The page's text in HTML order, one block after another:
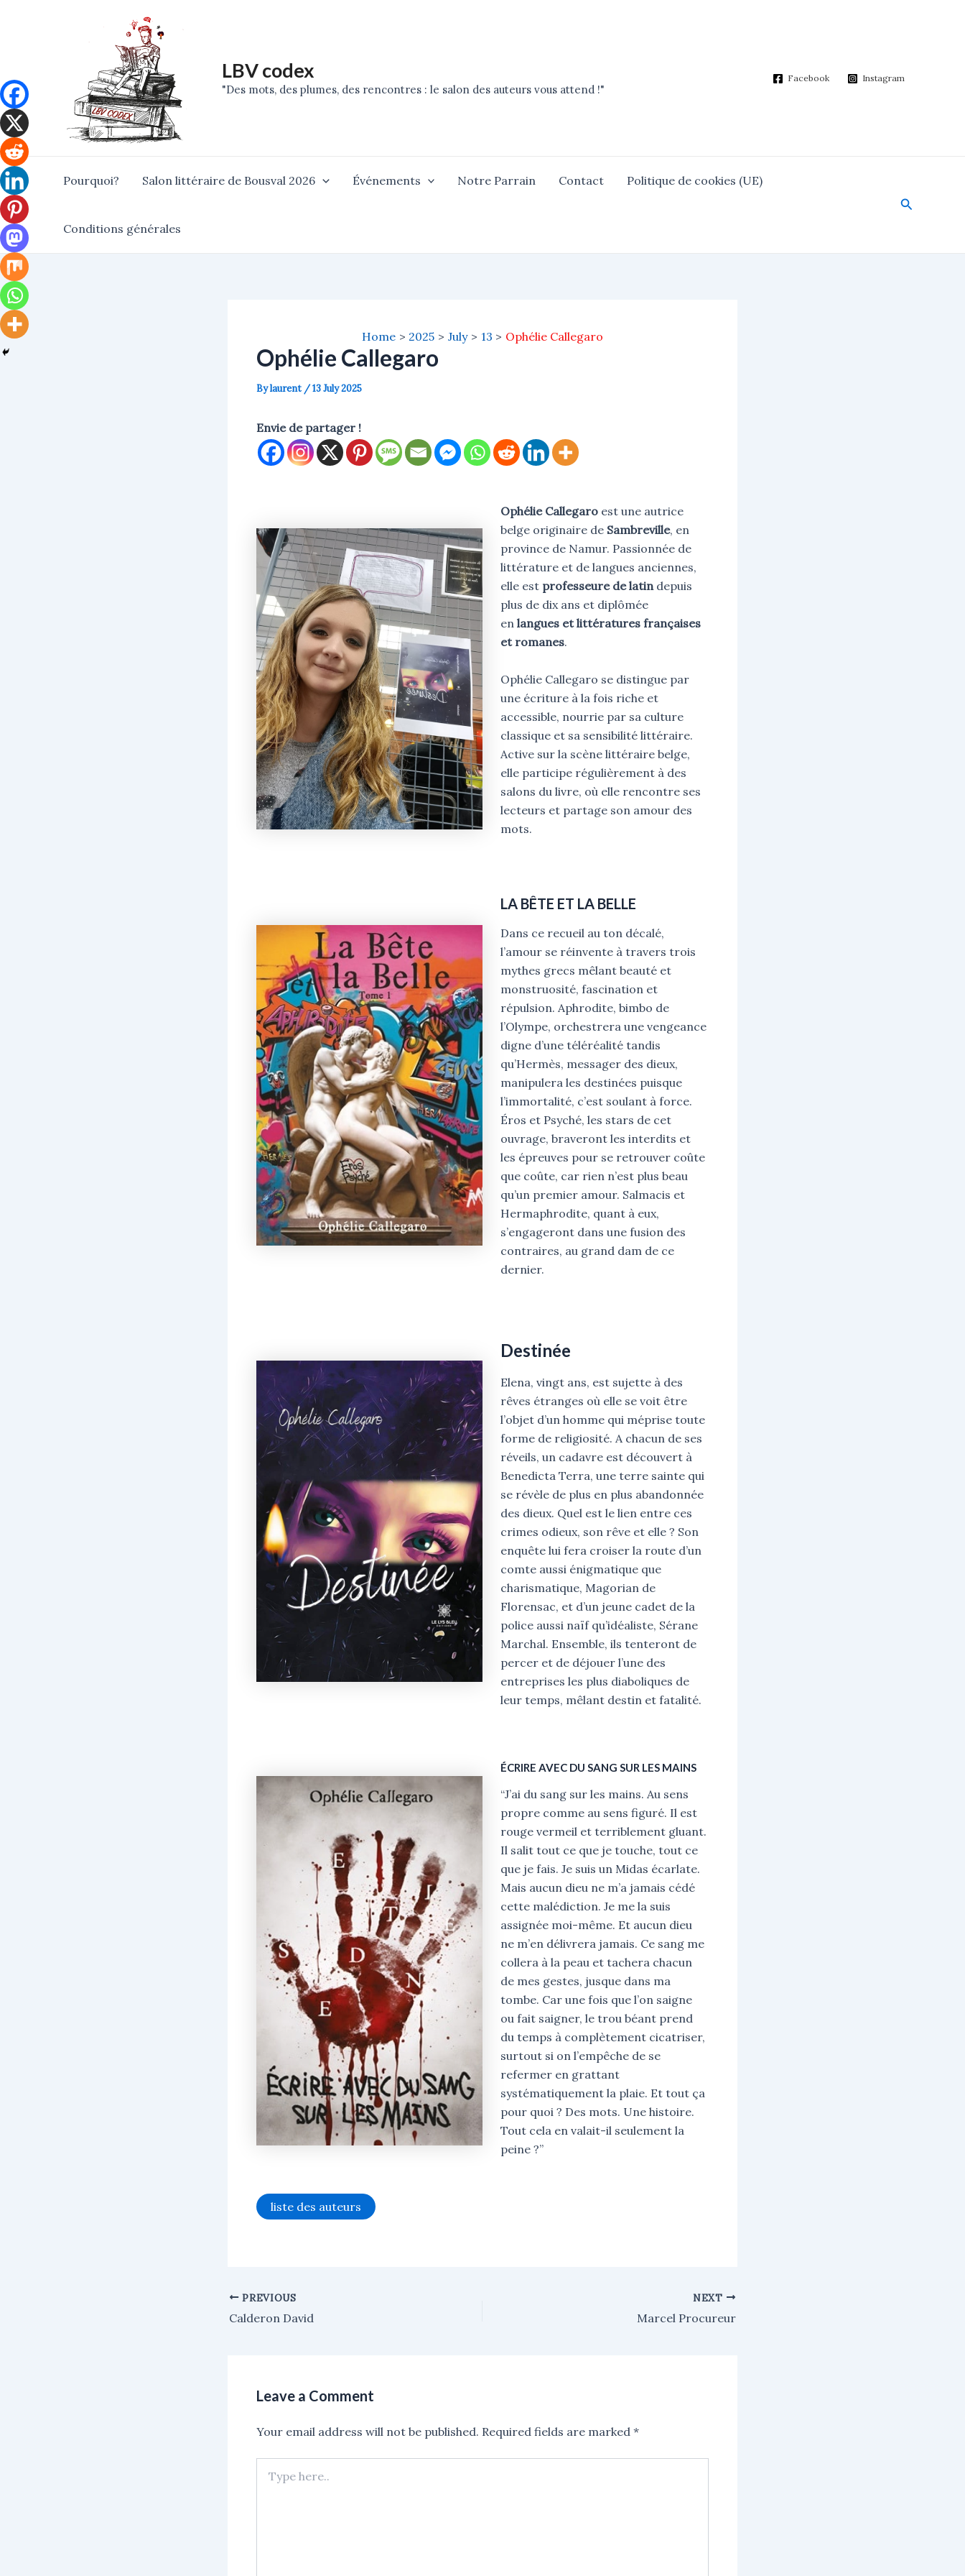
LBV codex
"Des mots, des plumes, des rencontres : le salon des auteurs vous attend !"
Facebook Instagram
Pourquoi? Salon littéraire de Bousval 2026 Événements Notre Parrain Contact Politique de cookies (UE)
Conditions générales
Search
Home 2025 July 13 Ophélie Callegaro
Ophélie Callegaro
Bylaurent /13 July 2025
Envie de partager !
Ophélie Callegaro est une autrice
belge originaire de Sambreville, en
province de Namur. Passionnée de
littérature et de langues anciennes,
elle est professeure de latindepuis
plus de dix ans et diplômée
enlangues et littératures françaises
et romanes.
Ophélie Callegaro se distingue par
une écriture à la fois riche et
accessible, nourrie par sa culture
classique et sa sensibilité littéraire.
Active sur la scène littéraire belge,
elle participe régulièrement à des
salons du livre, où elle rencontre ses
lecteurs et partage son amour des
mots.
LA BÊTE ET LA BELLE
Dans ce recueil au ton décalé,
l’amour se réinvente à travers trois
mythes grecs mêlant beauté et
monstruosité, fascination et
répulsion. Aphrodite, bimbo de
l’Olympe, orchestrera une vengeance
digne d’une téléréalité tandis
qu’Hermès, messager des dieux,
manipulera les destinées puisque
l’immortalité, c’est soulant à force.
Éros et Psyché, les stars de cet
ouvrage, braveront les interdits et
les épreuves pour se retrouver coûte
que coûte, car rien n’est plus beau
qu’un premier amour. Salmacis et
Hermaphrodite, quant à eux,
s’engageront dans une fusion des
contraires, au grand dam de ce
dernier.
Destinée
Elena, vingt ans, est sujette à des
rêves étranges où elle se voit être
l’objet d’un homme qui méprise toute
forme de religiosité. A chacun de ses
réveils, un cadavre est découvert à
Benedicta Terra, une terre sainte qui
se révèle de plus en plus abandonnée
des dieux. Quel est le lien entre ces
crimes odieux, son rêve et elle ? Son
enquête lui fera croiser la route d’un
comte aussi énigmatique que
charismatique, Magorian de
Florensac, et d’un jeune cadet de la
police aussi naïf qu’idéaliste, Sérane
Marchal. Ensemble, ils tenteront de
percer et de déjouer l’une des
entreprises les plus diaboliques de
leur temps, mêlant destin et fatalité.
ÉCRIRE AVEC DU SANG SUR LES MAINS
“J’ai du sang sur les mains. Au sens
propre comme au sens figuré. Il est
rouge vermeil et terriblement gluant.
Il salit tout ce que je touche, tout ce
que je fais. Je suis un Midas écarlate.
Mais aucun dieu ne m’a jamais cédé
cette malédiction. Je me la suis
assignée moi-même. Et aucun dieu
ne m’en délivrera jamais. Ce sang me
collera à la peau et tachera chacun
de mes gestes, jusque dans ma
tombe. Car une fois que l’on saigne
ou fait saigner, le trou béant prend
du temps à complètement cicatriser,
surtout si on l’empêche de se
refermer en grattant
systématiquement la plaie. Et tout ça
pour quoi ? Des mots. Une histoire.
Tout cela en valait-il seulement la
peine ?”
liste des auteurs
PREVIOUS
Calderon David
NEXT
Marcel Procureur
Leave a Comment
Your email address will not be published. Required fields are marked *
here..